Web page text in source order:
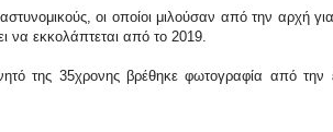
οι οποίοι μιλούσαν από την αρχή
να εκκολάπτεται από το 2019.
της 35χρονης βρέθηκε φωτογραφία από την